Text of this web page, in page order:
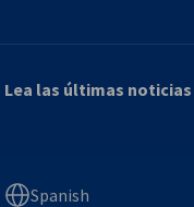
Lea las últimas noticias
Spanish